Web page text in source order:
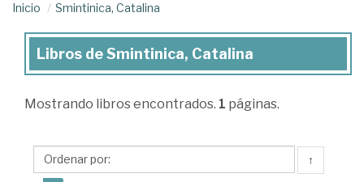
Inicio Smintinica, Catalina
Libros
Smintinica,
Libros de Smintinica, Catalina
Mostrando libros encontrados. 1 páginas.
↑